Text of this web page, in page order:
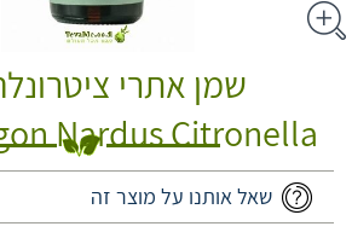
שמן אתרי
Nardus Citronella
שאל אותנו על מוצר זה